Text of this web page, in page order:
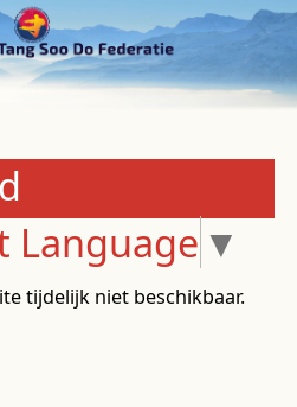
Language ▼
tijdelijk niet beschikbaar.